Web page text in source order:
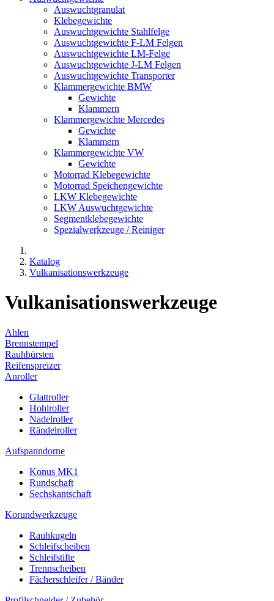
Auswuchtgranulat
Klebegewichte
Auswuchtgewichte Stahlfelge
Auswuchtgewichte F-LM Felgen
Auswuchtgewichte LM-Felge
Auswuchtgewichte J-LM Felgen
Auswuchtgewichte Transporter
Klammergewichte BMW
Gewichte
Klammern
Klammergewichte Mercedes
Gewichte
Klammern
Klammergewichte VW
Gewichte
Motorrad Klebegewichte
Motorrad Speichengewichte
LKW Klebegewichte
LKW Auswuchtgewichte
Segmentklebegewichte
Spezialwerkzeuge / Reiniger
Katalog
Vulkanisationswerkzeuge
Vulkanisationswerkzeuge
Ahlen
Brennstempel
Rauhbürsten
Reifenspreizer
Anroller
Glattroller
Hohlroller
Nadelroller
Rändelroller
Aufspanndorne
Konus MK1
Rundschaft
Sechskantschaft
Korundwerkzeuge
Rauhkugeln
Schleifscheiben
Schleifstifte
Trennscheiben
Fächerschleifer / Bänder